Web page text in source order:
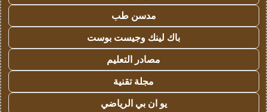
مدسن طب
باك لينك وجيست بوست
مصادر التعليم
مجلة تقنية
يو ان بي الرياضي